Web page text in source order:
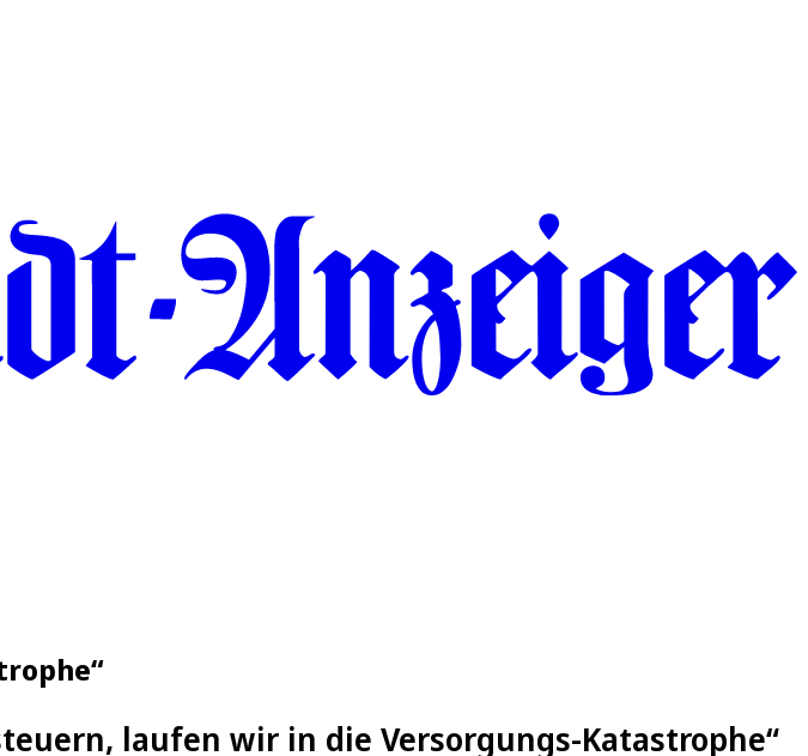
laufen wir in die Versorgungs-Katastrophe“